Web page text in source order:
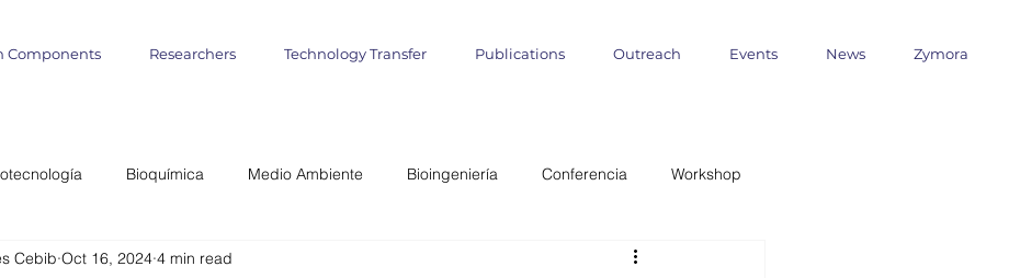
Components Researchers Technology Transfer Publications Outreach Events News Zymora
Bioquímica Medio Ambiente Bioingeniería Conferencia Workshop
Start up Emprendimientos
Cebib Oct 16, 2024 4 min read